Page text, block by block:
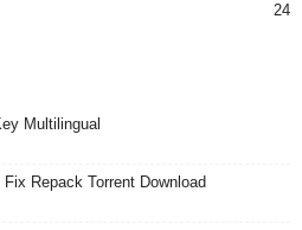
24
Multilingual
Repack Torrent Download